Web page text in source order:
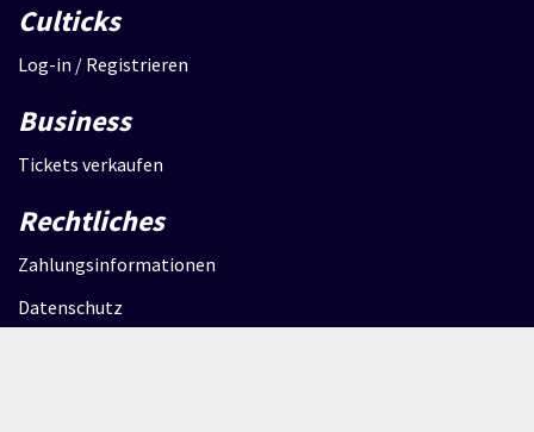
Culticks
Log-in / Registrieren
Business
Tickets verkaufen
Rechtliches
Zahlungsinformationen
Datenschutz